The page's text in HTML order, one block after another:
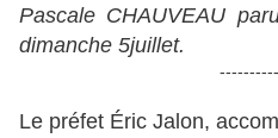
Pascale CHAUVEAU
dimanche 5juillet.
Le préfet Éric Jalon,